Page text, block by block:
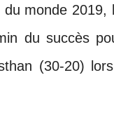
monde 2019,
du succès
(30-20)